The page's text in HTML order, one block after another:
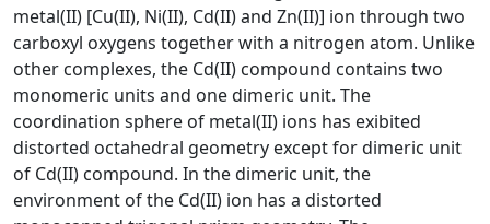
metal(II) [Cu(II), Ni(II), Cd(II) and Zn(II)] ion through two
carboxyl oxygens together with a nitrogen atom. Unlike
other complexes, the Cd(II) compound contains two
monomeric units and one dimeric unit. The
coordination sphere of metal(II) ions has exibited
distorted octahedral geometry except for dimeric unit
of Cd(II) compound. In the dimeric unit, the
environment of the Cd(II) ion has a distorted